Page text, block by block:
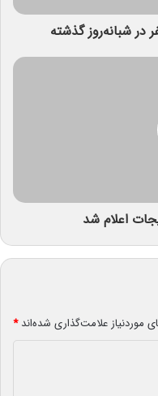
اعلام شد
موردنیاز علامت‌گذاری شده‌اند*